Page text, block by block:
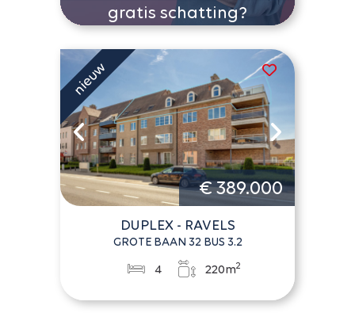
gratis schatting?
€ 389.000
DUPLEX - RAVELS
GROTE BAAN 32 BUS 3.2
4 220m2